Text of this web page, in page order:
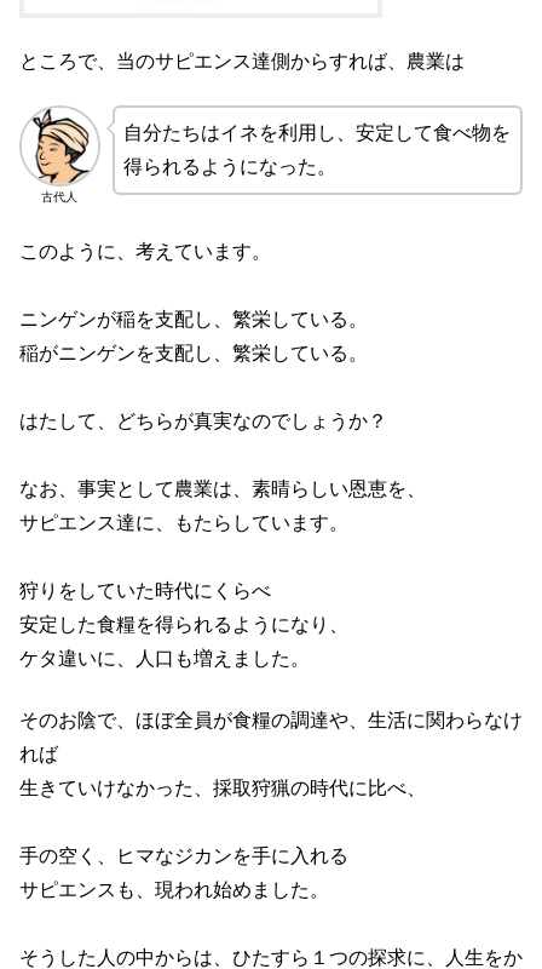
ところで、当のサピエンス達側からすれば、農業は
古代人
自分たちはイネを利用し、安定して食べ物を
得られるようになった。
このように、考えています。
ニンゲンが稲を支配し、繁栄している。
稲がニンゲンを支配し、繁栄している。
はたして、どちらが真実なのでしょうか？
なお、事実として農業は、素晴らしい恩恵を、
サピエンス達に、もたらしています。
狩りをしていた時代にくらべ
安定した食糧を得られるようになり、
ケタ違いに、人口も増えました。
そのお陰で、ほぼ全員が食糧の調達や、生活に関わらなけ
れば
生きていけなかった、採取狩猟の時代に比べ、
手の空く、ヒマなジカンを手に入れる
サピエンスも、現われ始めました。
そうした人の中からは、ひたすら１つの探求に、人生をか